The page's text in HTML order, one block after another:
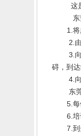
这
1.
2.
3.
碍，到
4.
东
5.
6.
7.